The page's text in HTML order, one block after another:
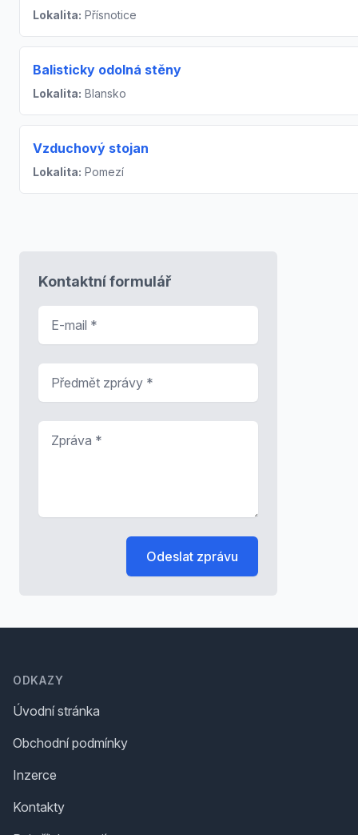
Lokalita: Přísnotice
Balisticky odolná stěny
Lokalita: Blansko
Vzduchový stojan
Lokalita: Pomezí
Kontaktní formulář
Odeslat zprávu
ODKAZY
Úvodní stránka
Obchodní podmínky
Inzerce
Kontakty